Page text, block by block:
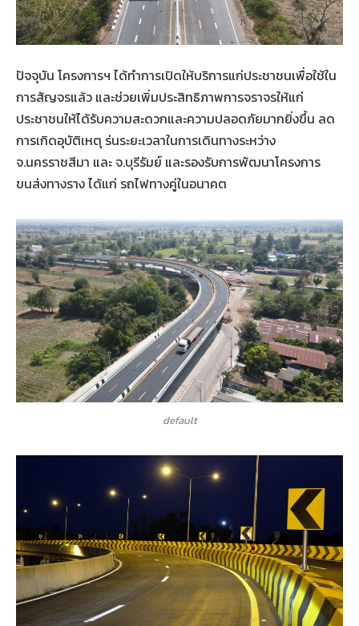
ปัจจุบัน โครงการฯ ได้ทำการเปิดให้บริการแก่ประชาชนเพื่อใช้ใน
การสัญจรแล้ว และช่วยเพิ่มประสิทธิภาพการจราจรให้แก่
ประชาชนให้ได้รับความสะดวกและความปลอดภัยมากยิ่งขึ้น ลด
การเกิดอุบัติเหตุ ร่นระยะเวลาในการเดินทางระหว่าง
จ.นครราชสีมา และ จ.บุรีรัมย์ และรองรับการพัฒนาโครงการ
ขนส่งทางราง ได้แก่ รถไฟทางคู่ในอนาคต
default